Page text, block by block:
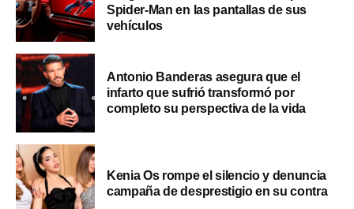
Spider-Man en las pantallas de sus
vehículos
Antonio Banderas asegura que el
infarto que sufrió transformó por
completo su perspectiva de la vida
Kenia Os rompe el silencio y denuncia
campaña de desprestigio en su contra